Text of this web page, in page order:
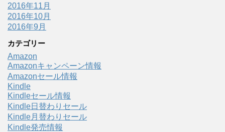
2016年11月
2016年10月
2016年9月
カテゴリー
Amazon
Amazonキャンペーン情報
Amazonセール情報
Kindle
Kindleセール情報
Kindle日替わりセール
Kindle月替わりセール
Kindle発売情報